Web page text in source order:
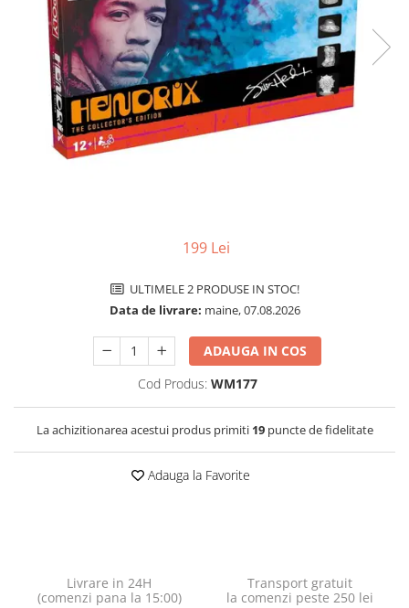
Jocuri pentru o persoana
Jocuri pentru 2 persoane
Game cunoscute
Carcassonne
Cluedo
Jocuri de societate in limba
Vezi toate jocurile de societate
Vezi toate produsele STEM
199 Lei
ULTIMELE 2 PRODUSE IN STOC!
Data de livrare: maine, 07.08.2026
ADAUGA IN COS
Cod Produs: WM177
La achizitionarea acestui produs primiti 19puncte de fidelitate
Adauga la Favorite
Livrare in 24H
(comenzi pana la 15:00)
Transport gratuit
la comenzi peste 250 lei